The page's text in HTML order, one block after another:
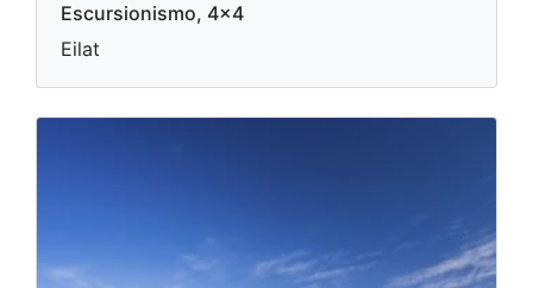
Escursionismo, 4x4
Eilat